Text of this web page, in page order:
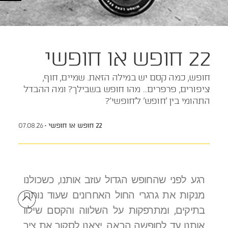
22 חופש או חופשי
חופש, כמה קסם יש במילה הזאת. שמיים, חוף,
ציפורים, פרפרים... מהו חופש בשבילך? ומה ההבדל
התהומי בין 'חופש' ל'חופשי'?
22 חופש או חופשי 07.08.26
רגע לפני שהחופש הגדול עוזב אותנו, כשכולנו
מנקות את גרגרי החול האחרונים שעוד נותרו
בתיקים, ומתרפקות על השלווה והקסם שילוו
אותנו עד לחופשה הבאה, יצאנו לסקור את ציר